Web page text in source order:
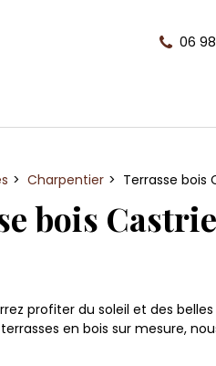
06
Charpentier Terrasse bois
bois
profiter du soleil et des
en bois sur mesure,